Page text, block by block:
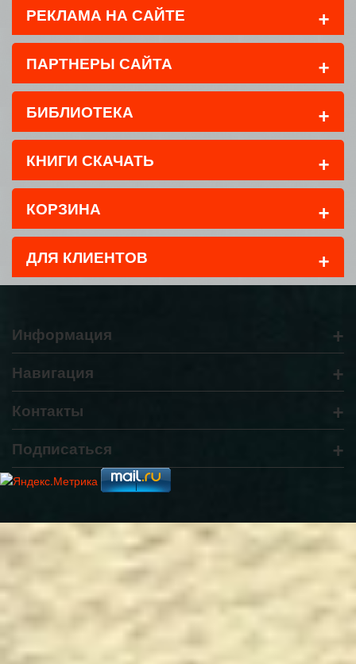
РЕКЛАМА НА САЙТЕ +
ПАРТНЕРЫ САЙТА +
БИБЛИОТЕКА +
КНИГИ СКАЧАТЬ +
КОРЗИНА +
ДЛЯ КЛИЕНТОВ +
Информация +
Навигация +
Контакты +
Подписаться +